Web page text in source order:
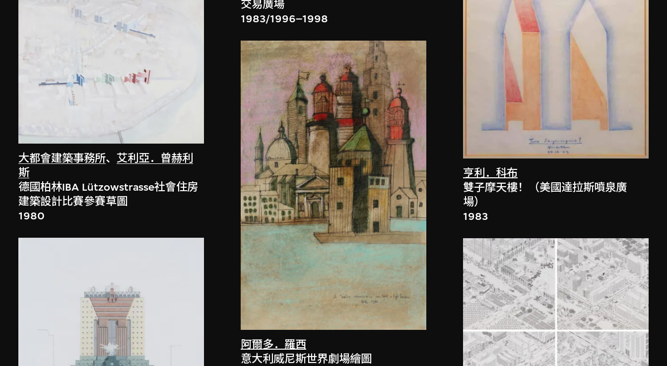
大都會建築事務所、艾利亞．曾赫利
斯
德國柏林IBA Lützowstrasse社會住房
建築設計比賽參賽草圖
1980
交易廣場
1983/1996–1998
阿爾多．羅西
意大利威尼斯世界劇場繪圖
亨利．科布
雙子摩天樓！（美國達拉斯噴泉廣
場）
1983